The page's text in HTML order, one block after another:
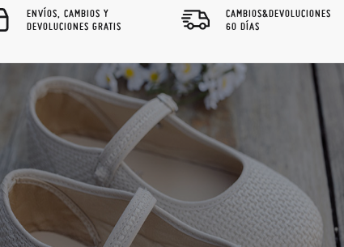
ENVÍOS, CAMBIOS Y
DEVOLUCIONES GRATIS
CAMBIOS&DEVOLUCIONES
60 DÍAS